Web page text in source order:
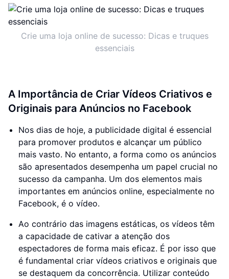
Crie uma loja online de sucesso: Dicas e truques
essenciais
A Importância de Criar Vídeos Criativos e
Originais para Anúncios no Facebook
Nos dias de hoje, a publicidade digital é essencial
para promover produtos e alcançar um público
mais vasto. No entanto, a forma como os anúncios
são apresentados desempenha um papel crucial no
sucesso da campanha. Um dos elementos mais
importantes em anúncios online, especialmente no
Facebook, é o vídeo.
Ao contrário das imagens estáticas, os vídeos têm
a capacidade de cativar a atenção dos
espectadores de forma mais eficaz. É por isso que
é fundamental criar vídeos criativos e originais que
se destaquem da concorrência. Utilizar conteúdo